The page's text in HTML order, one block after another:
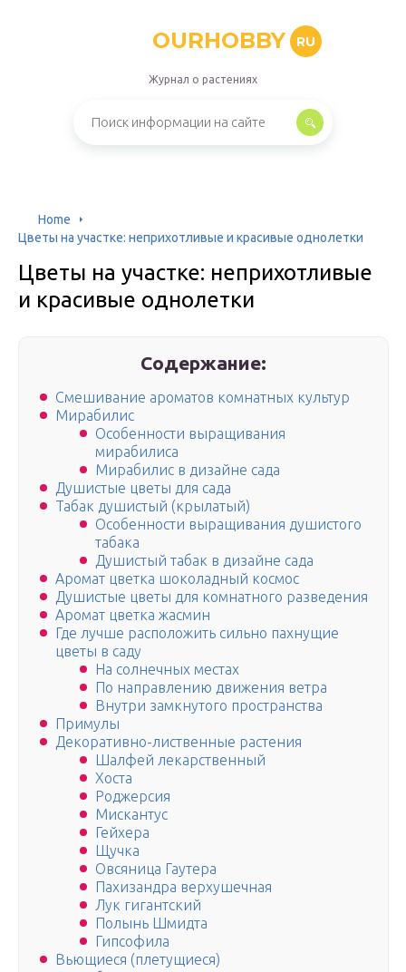
OURHOBBY RU
Журнал о растениях
Home
Цветы на участке: неприхотливые и красивые однолетки
Цветы на участке: неприхотливые
и красивые однолетки
Содержание:
Смешивание ароматов комнатных культур
Мирабилис
Особенности выращивания
мирабилиса
Мирабилис в дизайне сада
Душистые цветы для сада
Табак душистый (крылатый)
Особенности выращивания душистого
табака
Душистый табак в дизайне сада
Аромат цветка шоколадный космос
Душистые цветы для комнатного разведения
Аромат цветка жасмин
Где лучше расположить сильно пахнущие
цветы в саду
На солнечных местах
По направлению движения ветра
Внутри замкнутого пространства
Примулы
Декоративно-лиственные растения
Шалфей лекарственный
Хоста
Роджерсия
Мискантус
Гейхера
Щучка
Овсяница Гаутера
Пахизандра верхушечная
Лук гигантский
Полынь Шмидта
Гипсофила
Вьющиеся (плетущиеся)